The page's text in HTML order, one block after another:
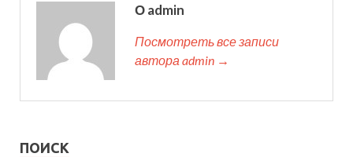
О admin
Посмотреть все записи
автора admin →
ПОИСК